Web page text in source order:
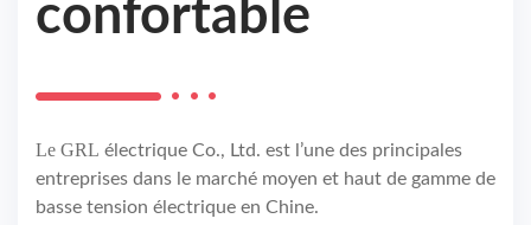
confortable
Le GRL électrique Co., Ltd. est l’une des principales
entreprises dans le marché moyen et haut de gamme de
basse tension électrique en Chine.